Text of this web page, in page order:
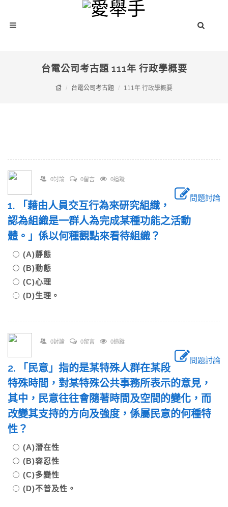
台電公司考古題 111年 行政學概要
台電公司考古題 111年 行政學概要
0討論 0留言 0追蹤
問題討論
1. 「藉由人員交互行為來研究組織，
認為組織是一群人為完成某種功能之活動
體。」係以何種觀點來看待組織？
(A)靜態
(B)動態
(C)心理
(D)生理。
0討論 0留言 0追蹤
問題討論
2. 「民意」指的是某特殊人群在某段
特殊時間，對某特殊公共事務所表示的意見，
其中，民意往往會隨著時間及空間的變化，而
改變其支持的方向及強度，係屬民意的何種特
性？
(A)潛在性
(B)容忍性
(C)多變性
(D)不普及性。